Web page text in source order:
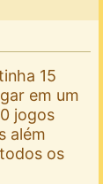
15
em um
jogos
além
os